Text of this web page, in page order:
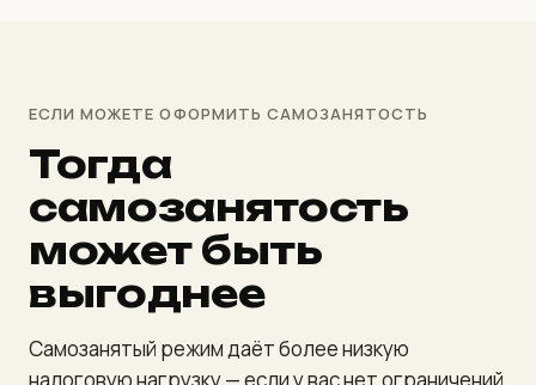
ЕСЛИ МОЖЕТЕ ОФОРМИТЬ САМОЗАНЯТОСТЬ
Тогда
самозанятость
может быть
выгоднее
Самозанятый режим даёт более низкую